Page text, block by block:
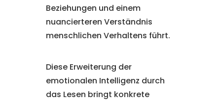
Beziehungen und einem
nuancierteren Verständnis
menschlichen Verhaltens führt.
Diese Erweiterung der
emotionalen Intelligenz durch
das Lesen bringt konkrete